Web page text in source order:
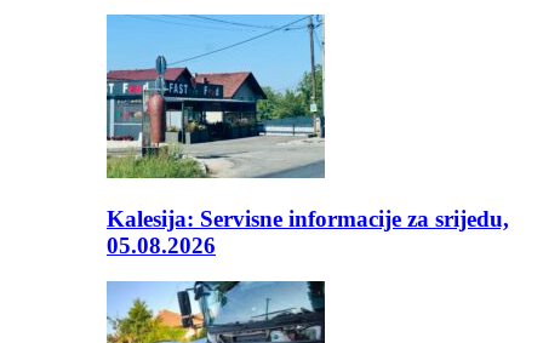
Kalesija: Servisne informacije za srijedu,
05.08.2026